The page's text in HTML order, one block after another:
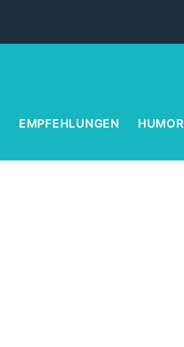
EMPFEHLUNGEN HUMOR